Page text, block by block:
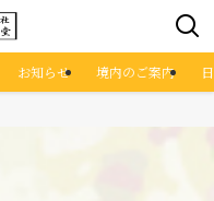
お知らせ 境内のご案内